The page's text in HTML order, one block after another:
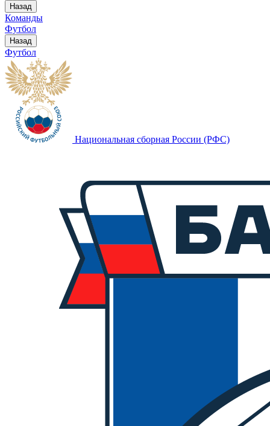
Назад
Команды
Футбол
Назад
Футбол
Национальная сборная России (РФС)